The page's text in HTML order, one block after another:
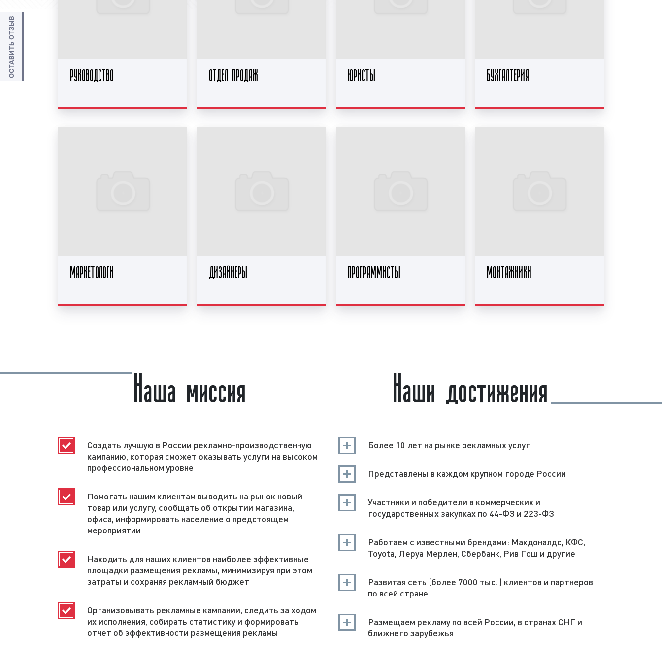
РУКОВОДСТВО ОТДЕЛ ПРОДАЖ ЮРИСТЫ БУХГАЛТЕРИЯ
МАРКЕТОЛОГИ ДИЗАЙНЕРЫ ПРОГРАММИСТЫ МОНТАЖНИКИ
Наша миссия
Создать лучшую в России рекламно-производственную
кампанию, которая сможет оказывать услуги на высоком
профессиональном уровне
Помогать нашим клиентам выводить на рынок новый
товар или услугу, сообщать об открытии магазина,
офиса, информировать население о предстоящем
мероприятии
Находить для наших клиентов наиболее эффективные
площадки размещения рекламы, минимизируя при этом
затраты и сохраняя рекламный бюджет
Организовывать рекламные кампании, следить за ходом
их исполнения, собирать статистику и формировать
отчет об эффективности размещения рекламы
Наши достижения
Более 10 лет на рынке рекламных услуг
Представлены в каждом крупном городе России
Участники и победители в коммерческих и
государственных закупках по 44-ФЗ и 223-ФЗ
Работаем с известными брендами: Макдоналдс, КФС,
Toyota, Леруа Мерлен, Сбербанк, Рив Гош и другие
Развитая сеть (более 7000 тыс. ) клиентов и партнеров
по всей стране
Размещаем рекламу по всей России, в странах СНГ и
ближнего зарубежья
ОСТАВИТЬ ОТЗЫВ